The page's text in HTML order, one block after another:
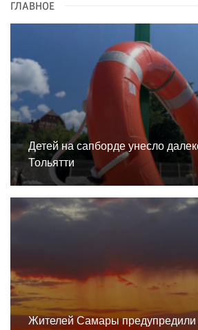
ГЛАВНОЕ
Детей на сапборде унесло
Тольятти
Жителей Самары